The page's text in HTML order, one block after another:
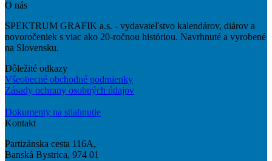
O nás
SPEKTRUM GRAFIK a.s. - vydavateľstvo kalendárov, diárov a
novoročeniek s viac ako 20-ročnou históriou. Navrhnuté a vyrobené
na Slovensku.
Dôležité odkazy
Všeobecné obchodné podmienky
Zásady ochrany osobných údajov
Dokumenty na stiahnutie
Kontakt
Partizánska cesta 116A,
Banská Bystrica, 974 01